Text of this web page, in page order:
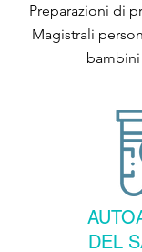
Preparazioni di
Magistrali
DEL